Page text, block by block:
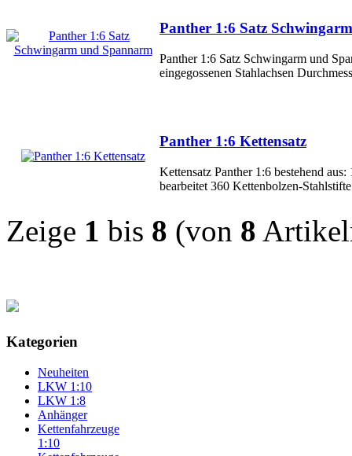
Panther 1:6 Satz
Panther 1:6 Satz Schwingarm und
eingegossenen Stahlachsen
Panther 1:6 Kettensatz
Kettensatz Panther 1:6 bestehend
bearbeitet 360 Kettenbolzen-Stahlstifte
Zeige 1 bis 8 (von 8
Kategorien
Neuheiten
LKW 1:10
LKW 1:8
Anhänger
Kettenfahrzeuge
1:10